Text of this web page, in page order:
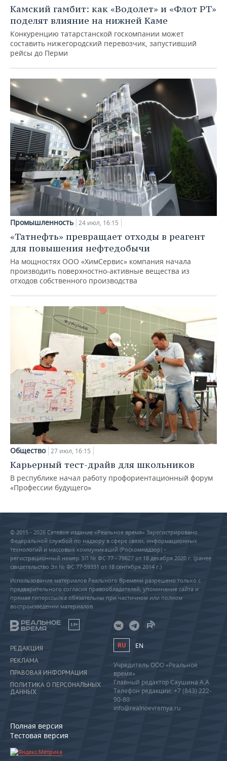
Камский гамбит: как «Водолет» и «Флот РТ»
поделят влияние на нижней Каме
Конкуренцию татарстанской госкомпании может
составить нижегородский перевозчик, запустивший
рейсы до Перми
Промышленность 24 июл, 16:15
«Татнефть» превращает отходы в реагент
для повышения нефтедобычи
На мощностях ООО «ХимСервис» компания начала
производить поверхностно-активные вещества из
отходов собственного производства
Общество 27 июл, 16:15
Карьерный тест-драйв для школьников
В республике начал работу профориентационный форум
«Профессии будущего»
© 2015 - 2026 Сетевое издание «Реальное время» Зарегистрировано
Федеральной службой по надзору в сфере связи, информационных
технологий и массовых коммуникаций (Роскомнадзор) –
регистрационный номер ЭЛ № ФС 77 - 79627 от 18 декабря 2020 г. (ранее
свидетельство Эл № ФС 77-59331 от 18 сентября 2014 г.)
Использование материалов Реального Времени разрешено только с
предварительного согласия правообладателей, упоминание сайта и
прямая гиперссылка обязательны при частичном или полном
воспроизведении материалов.
18+
РЕДАКЦИЯ
РЕКЛАМА
ПРАВОВАЯ ИНФОРМАЦИЯ
ПОЛИТИКА О ПЕРСОНАЛЬНЫХ
ДАННЫХ
Полная версия
Тестовая версия
RU EN
Учредитель ООО «Реальное
время»
Главный редактор Саушина А.А.
Телефон редакции: +7 (843) 222-
90-80
info@realnoevremya.ru